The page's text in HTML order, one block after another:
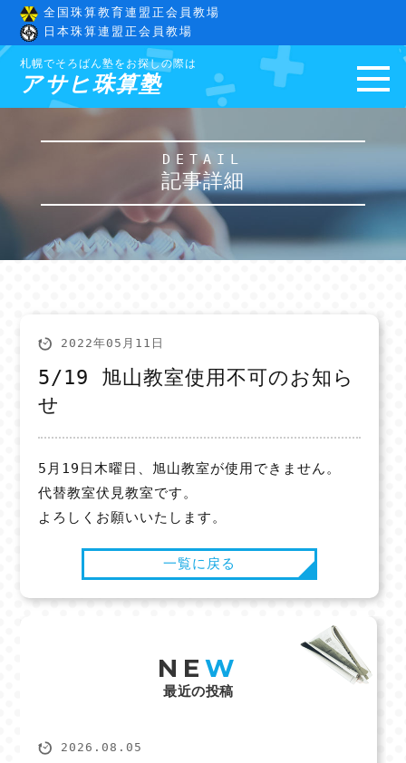
全国珠算教育連盟正会員教場
日本珠算連盟正会員教場
札幌でそろばん塾をお探しの際は
アサヒ珠算塾
DETAIL
記事詳細
2022年05月11日
5/19 旭山教室使用不可のお知ら
せ
5月19日木曜日、旭山教室が使用できません。
代替教室伏見教室です。
よろしくお願いいたします。
一覧に戻る
NE W
最近の投稿
2026.08.05